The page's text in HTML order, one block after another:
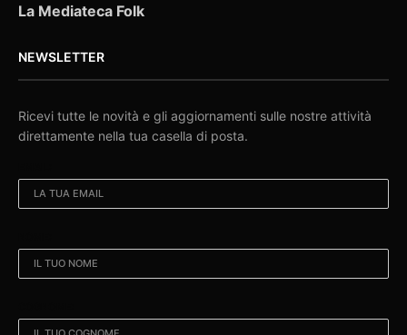
La Mediateca Folk
NEWSLETTER
Ricevi tutte le novità e gli aggiornamenti sulle nostre attività
direttamente nella tua casella di posta.